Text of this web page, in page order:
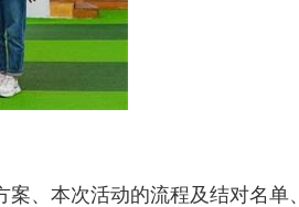
、本次活动的流程及结对名单